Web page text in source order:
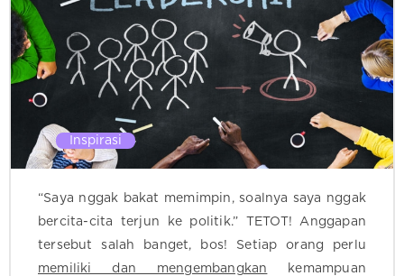
Inspirasi
“Saya nggak bakat memimpin, soalnya saya nggak
bercita-cita terjun ke politik.” TETOT! Anggapan
tersebut salah banget, bos! Setiap orang perlu
memiliki dan mengembangkan
kemampuan